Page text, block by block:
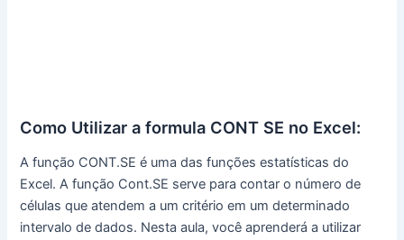
Como Utilizar a formula CONT SE no Excel:
A função CONT.SE é uma das funções estatísticas do
Excel. A função Cont.SE serve para contar o número de
células que atendem a um critério em um determinado
intervalo de dados. Nesta aula, você aprenderá a utilizar